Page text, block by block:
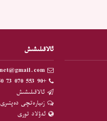
ئالاقىلىشىش
ewlatnet@gmail.com
+90 553 070 73 50
ئالاقىلىشىش
زىيارەتچى دەپتىرى
ئەۋلاد تورى